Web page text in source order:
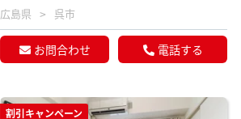
広島県 呉市
お問合わせ 電話する
割引キャンペーン